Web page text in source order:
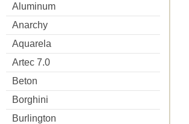
Aluminum
Anarchy
Aquarela
Artec 7.0
Beton
Borghini
Burlington